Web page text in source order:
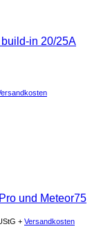
in 20/25A
und Meteor75
+ Versandkosten